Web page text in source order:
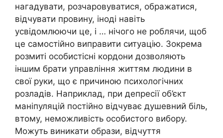
нагадувати, розчаровуватися, ображатися,
відчувати провину, іноді навіть
усвідомлюючи це, і … нічого не роблячи, щоб
це самостійно виправити ситуацію. Зокрема
розмиті особистісні кордони дозволяють
іншим брати управління життям людини в
свої руки, що є причиною психологічних
розладів. Наприклад, при депресії об’єкт
маніпуляцій постійно відчуває душевний біль,
втому, неможливість особистого вибору.
Можуть виникати образи, відчуття